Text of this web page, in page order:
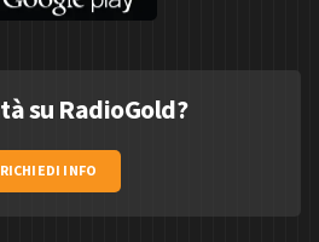
su RadioGold?
RICHIEDI INFO